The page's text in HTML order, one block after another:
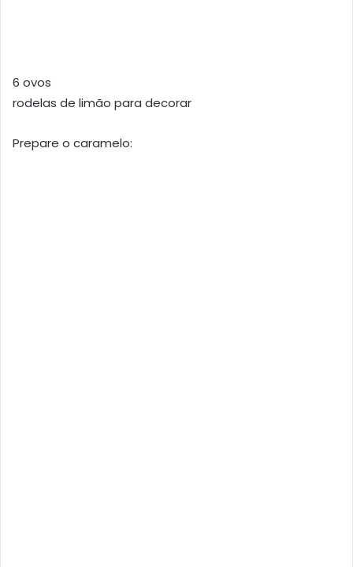
6 ovos
rodelas de limão para decorar
Prepare o caramelo: